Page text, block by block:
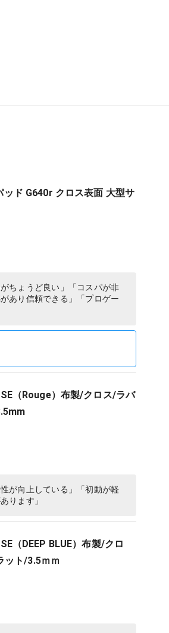
ド G640r クロス表面 大型サ
ちょうど良い」「コスパが非
あり信頼できる」「プロゲー
（Rouge）布製/クロス/ラバ
が向上している」「初動が軽
ります」
（DEEP BLUE）布製/クロ
ット/3.5ｍｍ